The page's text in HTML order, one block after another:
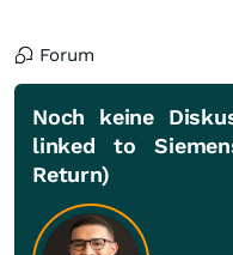
Forum
Noch keine
linked to
Return)